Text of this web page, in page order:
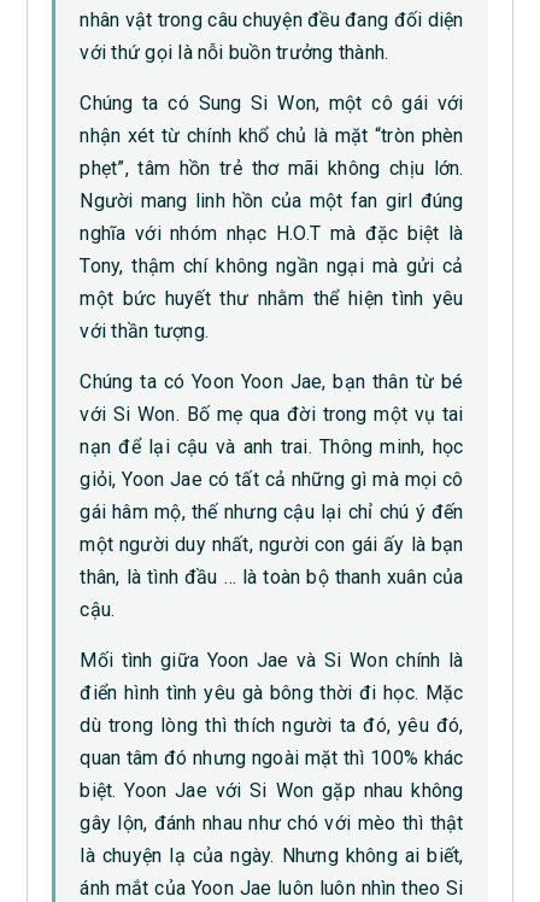
nhân vật trong câu chuyện đều đang đối diện
với thứ gọi là nỗi buồn trưởng thành.
Chúng ta có Sung Si Won, một cô gái với
nhận xét từ chính khổ chủ là mặt “tròn phèn
phẹt”, tâm hồn trẻ thơ mãi không chịu lớn.
Người mang linh hồn của một fan girl đúng
nghĩa với nhóm nhạc H.O.T mà đặc biệt là
Tony, thậm chí không ngần ngại mà gửi cả
một bức huyết thư nhằm thể hiện tình yêu
với thần tượng.
Chúng ta có Yoon Yoon Jae, bạn thân từ bé
với Si Won. Bố mẹ qua đời trong một vụ tai
nạn để lại cậu và anh trai. Thông minh, học
giỏi, Yoon Jae có tất cả những gì mà mọi cô
gái hâm mộ, thế nhưng cậu lại chỉ chú ý đến
một người duy nhất, người con gái ấy là bạn
thân, là tình đầu … là toàn bộ thanh xuân của
cậu.
Mối tình giữa Yoon Jae và Si Won chính là
điển hình tình yêu gà bông thời đi học. Mặc
dù trong lòng thì thích người ta đó, yêu đó,
quan tâm đó nhưng ngoài mặt thì 100% khác
biệt. Yoon Jae với Si Won gặp nhau không
gây lộn, đánh nhau như chó với mèo thì thật
là chuyện lạ của ngày. Nhưng không ai biết,
ánh mắt của Yoon Jae luôn luôn nhìn theo Si